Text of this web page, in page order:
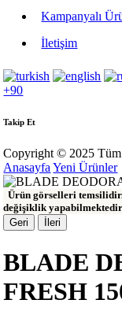
Kampanyalı
İletişim
+90
Takip Et
Copyright © 2025 Tüm
Anasayfa Yeni Ürünler
Ürün görselleri
değişiklik
Geri
İleri
BLADE
FRESH